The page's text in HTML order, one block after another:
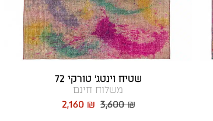
שטיח וינטג' טורקי 72
משלוח חינם
3,600 ₪
2,160 ₪